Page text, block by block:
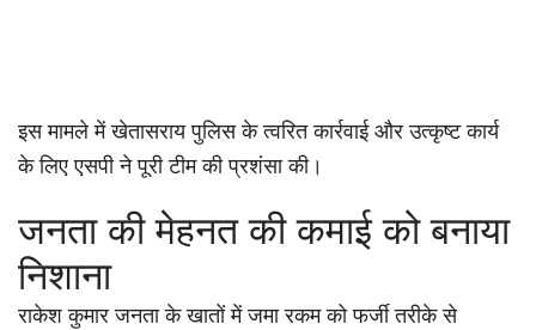
इस मामले में खेतासराय पुलिस के त्वरित कार्रवाई और उत्कृष्ट कार्य
के लिए एसपी ने पूरी टीम की प्रशंसा की।
जनता की मेहनत की कमाई को बनाया
निशाना
राकेश कुमार जनता के खातों में जमा रकम को फर्जी तरीके से